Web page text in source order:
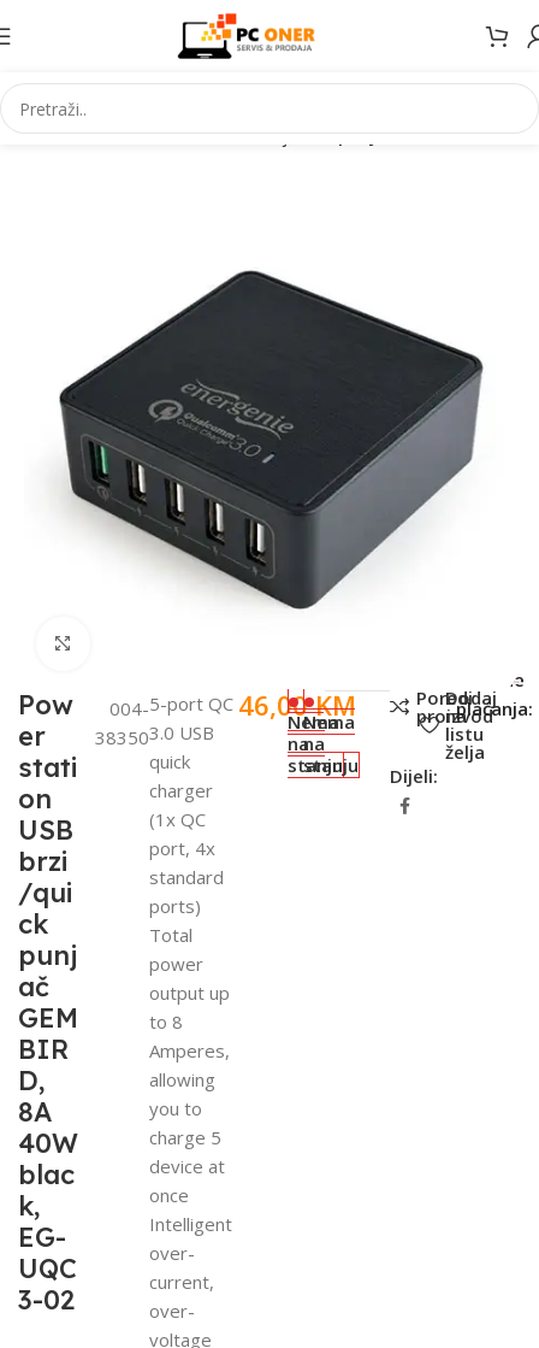
Početna Informatika USB uredaji USB punjaci
Pow
er
stati
on
USB
brzi
/qui
ck
punj
ač
GEM
BIR
D,
8A
40W
blac
k,
EG-
UQC
3-02
004-
38350
5-port QC
3.0 USB
quick
charger
(1x QC
port, 4x
standard
ports)
Total
power
output up
to 8
Amperes,
allowing
you to
charge 5
device at
once
Intelligent
over-
current,
over-
voltage
46,00KM
Nema
na
stanju
Nema
na
stanju
Poredi
proizvod
Dodaj
na
listu
želja
Dijeli:
Metode
plaćanja: